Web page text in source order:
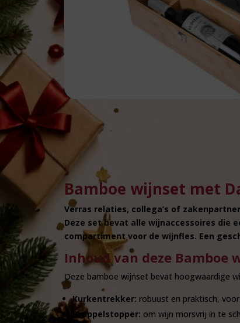
Bamboe wijnset met
Verras relaties, collega’s of
Deze set bevat alle wijnaccessoires die
compartiment voor de wijnfles. Een
Inhoud van deze Bamboe
Deze bamboe wijnset bevat hoogwaardige
Kurkentrekker: robuust en praktisch,
Druppelstopper: om wijn morsvrij in te